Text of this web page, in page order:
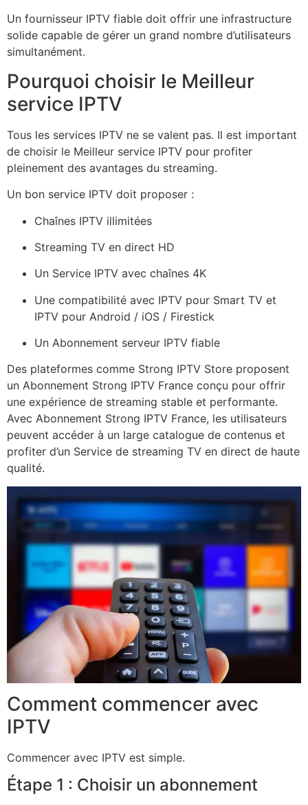
Un fournisseur IPTV fiable doit offrir une infrastructure
solide capable de gérer un grand nombre d’utilisateurs
simultanément.
Pourquoi choisir le Meilleur
service IPTV
Tous les services IPTV ne se valent pas. Il est important
de choisir le Meilleur service IPTV pour profiter
pleinement des avantages du streaming.
Un bon service IPTV doit proposer :
Chaînes IPTV illimitées
Streaming TV en direct HD
Un Service IPTV avec chaînes 4K
Une compatibilité avec IPTV pour Smart TV et
IPTV pour Android / iOS / Firestick
Un Abonnement serveur IPTV fiable
Des plateformes comme Strong IPTV Store proposent
un Abonnement Strong IPTV France conçu pour offrir
une expérience de streaming stable et performante.
Avec Abonnement Strong IPTV France, les utilisateurs
peuvent accéder à un large catalogue de contenus et
profiter d’un Service de streaming TV en direct de haute
qualité.
Comment commencer avec
IPTV
Commencer avec IPTV est simple.
Étape 1 : Choisir un abonnement